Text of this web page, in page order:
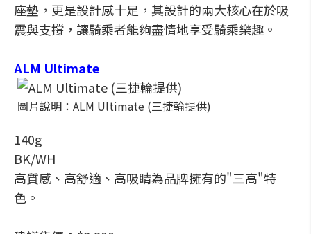
座墊，更是設計感十足，其設計的兩大核心在於吸
震與支撐，讓騎乘者能夠盡情地享受騎乘樂趣。
ALM Ultimate
圖片說明：ALM Ultimate (三捷輪提供)
140g
BK/WH
高質感、高舒適、高吸睛為品牌擁有的"三高"特
色。